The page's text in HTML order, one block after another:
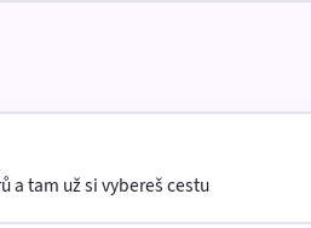
a tam už si vybereš cestu